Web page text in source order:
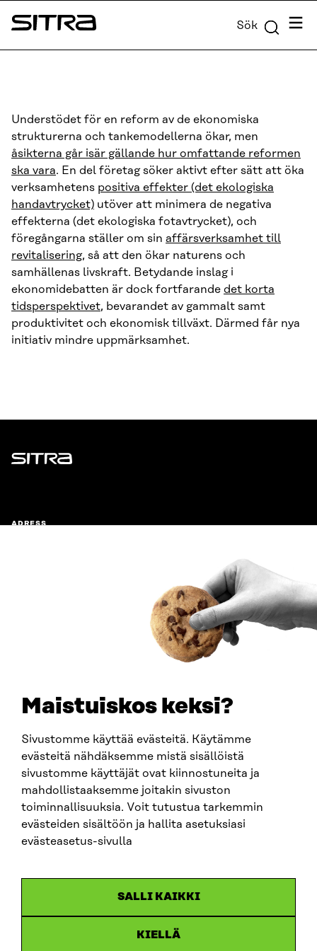
Maistuiskos keksi?
Sivustomme käyttää evästeitä. Käytämme
evästeitä nähdäksemme mistä sisällöistä
sivustomme käyttäjät ovat kiinnostuneita ja
mahdollistaaksemme joitakin sivuston
toiminnallisuuksia. Voit tutustua tarkemmin
evästeiden sisältöön ja hallita asetuksiasi
evästeasetus-sivulla
SALLI KAIKKI
KIELLÄ
Skip to
content
Sitra Sök Meny
Understödet för en reform av de ekonomiska
strukturerna och tankemodellerna ökar, men
åsikterna går isär gällande hur omfattande reformen
ska vara. En del företag söker aktivt efter sätt att öka
verksamhetens positiva effekter (det ekologiska
handavtrycket) utöver att minimera de negativa
effekterna (det ekologiska fotavtrycket), och
föregångarna ställer om sin affärsverksamhet till
revitalisering, så att den ökar naturens och
samhällenas livskraft. Betydande inslag i
ekonomidebatten är dock fortfarande det korta
tidsperspektivet, bevarandet av gammalt samt
produktivitet och ekonomisk tillväxt. Därmed får nya
initiativ mindre uppmärksamhet.
Sitra
ADRESS
fornamn.efternamn@sitra.fi
SITRA PÅ SOCIALA MEDIER
LinkedIn
Instagram
YouTube